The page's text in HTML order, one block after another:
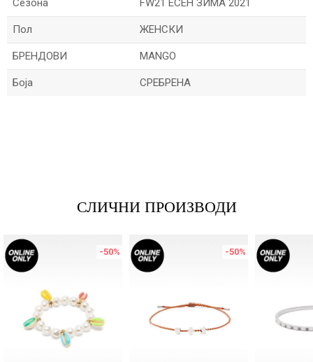
Сезона FW21 ЕСЕН ЗИМА 2021
Пол ЖЕНСКИ
БРЕНДОВИ MANGO
Боја СРЕБРЕНА
Порака
СЛИЧНИ ПРОИЗВОДИ
-50% -50%